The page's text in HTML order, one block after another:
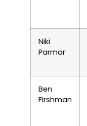
Niki
Parmar
Ben
Firshman